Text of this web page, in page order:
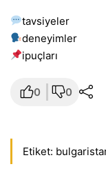
tavsiyeler
deneyimler
i̇puçları
0 0
Etiket: